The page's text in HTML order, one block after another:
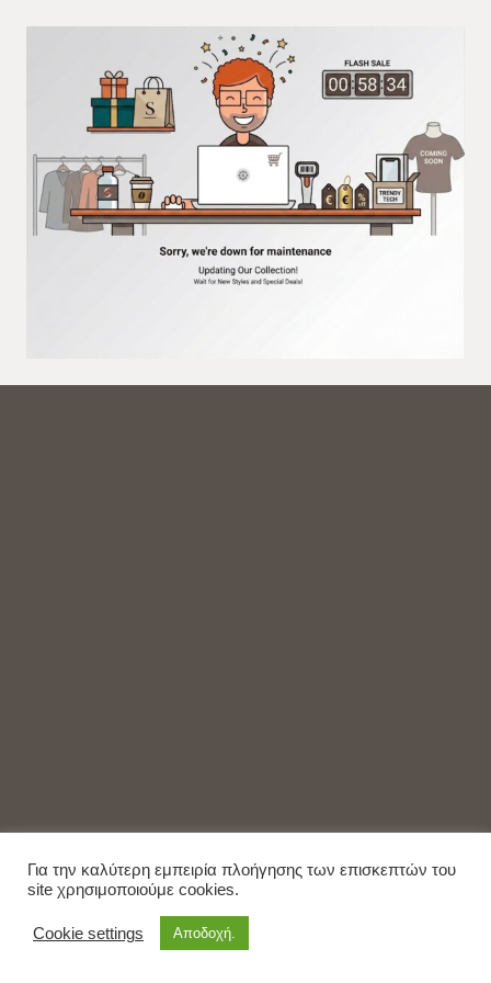
Για την καλύτερη εμπειρία πλοήγησης των επισκεπτών του
site χρησιμοποιούμε cookies.
Cookie settings Αποδοχή.